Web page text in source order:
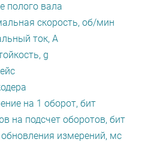
полого вала
скорость, об/мин
ток, А
g
на 1 оборот, бит
на подсчет оборотов, бит
измерений, мс